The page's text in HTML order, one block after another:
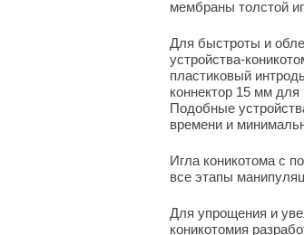
мембраны толстой
Для быстроты и
устройства-
пластиковый
коннектор 15 мм
Подобные
времени и
Игла коникотома с
все этапы
Для упрощения и
коникотомия